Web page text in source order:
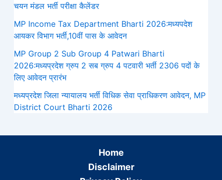
चयन मंडल भर्ती परीक्षा कैलेंडर
MP Income Tax Department Bharti 2026:मध्‍यपदेश
आयकर विभाग भर्ती,10वीं पास के आवेदन
MP Group 2 Sub Group 4 Patwari Bharti
2026:मध्यप्रदेश ग्रुप 2 सब ग्रुप 4 पटवारी भर्ती 2306 पदों के
लिए आवेदन प्रारंभ
मध्‍यप्रदेश जिला न्यायालय भर्ती विधिक सेवा प्राधिकरण आवेदन, MP
District Court Bharti 2026
Home
Disclaimer